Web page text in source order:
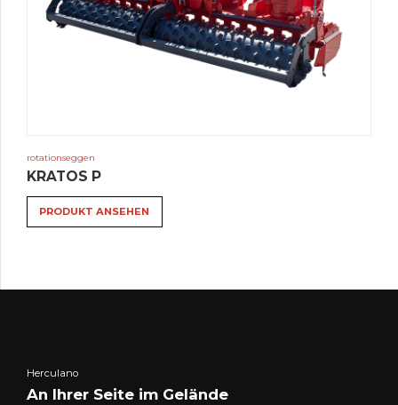
rotationseggen
KRATOS P
PRODUKT ANSEHEN
Herculano
An Ihrer Seite im Gelände